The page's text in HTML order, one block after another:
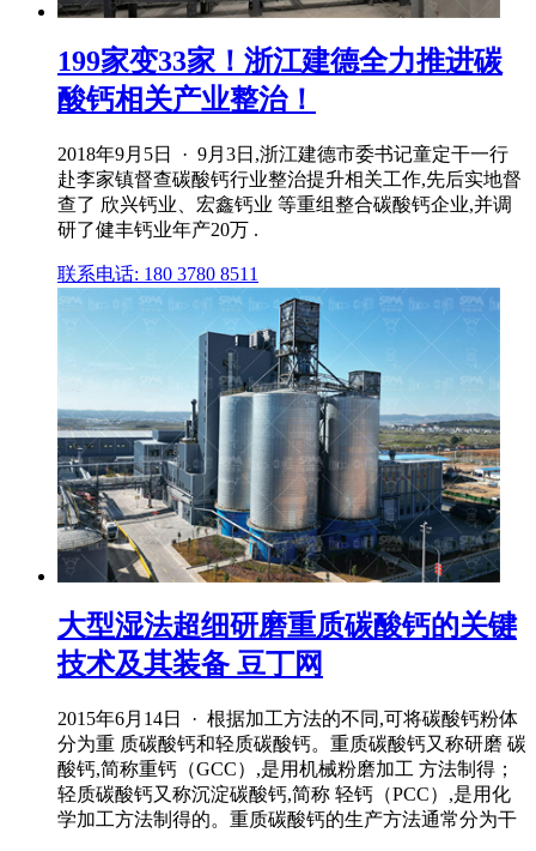
199家变33家！浙江建德全力推进碳
酸钙相关产业整治！
2018年9月5日 · 9月3日,浙江建德市委书记童定干一行
赴李家镇督查碳酸钙行业整治提升相关工作,先后实地督
查了 欣兴钙业、宏鑫钙业 等重组整合碳酸钙企业,并调
研了健丰钙业年产20万 .
联系电话: 180 3780 8511
大型湿法超细研磨重质碳酸钙的关键
技术及其装备 豆丁网
2015年6月14日 · 根据加工方法的不同,可将碳酸钙粉体
分为重 质碳酸钙和轻质碳酸钙。重质碳酸钙又称研磨 碳
酸钙,简称重钙（GCC）,是用机械粉磨加工 方法制得；
轻质碳酸钙又称沉淀碳酸钙,简称 轻钙（PCC）,是用化
学加工方法制得的。重质碳酸钙的生产方法通常分为干